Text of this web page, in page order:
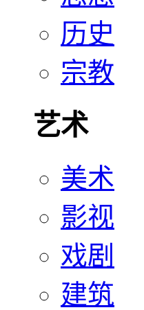
历史
宗教
艺术
美术
影视
戏剧
建筑